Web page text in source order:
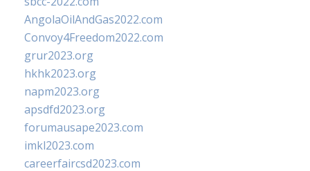
AngolaOilAndGas2022.com
Convoy4Freedom2022.com
grur2023.org
hkhk2023.org
napm2023.org
apsdfd2023.org
forumausape2023.com
imkl2023.com
careerfaircsd2023.com